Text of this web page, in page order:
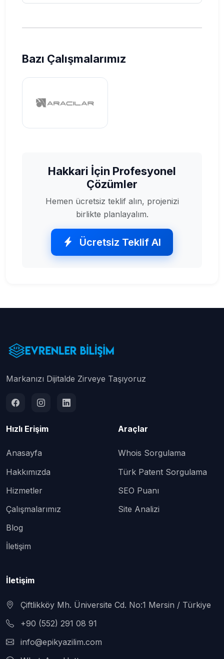
Bazı Çalışmalarımız
Hakkari İçin Profesyonel
Çözümler
Hemen ücretsiz teklif alın, projenizi
birlikte planlayalım.
Ücretsiz Teklif Al
Markanızı Dijitalde Zirveye Taşıyoruz
Hızlı Erişim
Anasayfa
Hakkımızda
Hizmetler
Çalışmalarımız
Blog
İletişim
Araçlar
Whois Sorgulama
Türk Patent Sorgulama
SEO Puanı
Site Analizi
İletişim
Çiftlikköy Mh. Üniversite Cd. No:1 Mersin / Türkiye
+90 (552) 291 08 91
info@epikyazilim.com